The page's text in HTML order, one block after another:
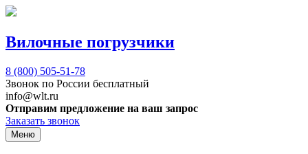
Вилочные погрузчики
8 (800) 505-51-78
Звонок по России бесплатный
info@wlt.ru
Отправим предложение на ваш запрос
Заказать звонок
Меню